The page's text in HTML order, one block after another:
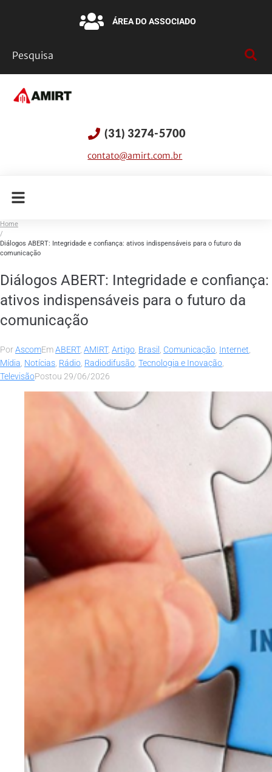
ÁREA DO ASSOCIADO
(31) 3274-5700
contato@amirt.com.br
Home
/
Diálogos ABERT: Integridade e confiança: ativos indispensáveis para o futuro da
comunicação
Diálogos ABERT: Integridade e confiança:
ativos indispensáveis para o futuro da
comunicação
PorAscomEmABERT, AMIRT, Artigo Brasil Comunicação Internet
Mídia Notícias Rádio Radiodifusão Tecnologia e Inovação
TelevisãoPostou 29/06/2026